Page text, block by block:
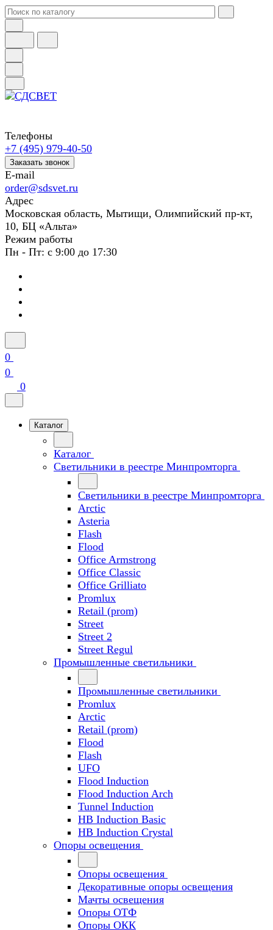
Телефоны
+7 (495) 979-40-50
Заказать звонок
E-mail
order@sdsvet.ru
Адрес
Московская область, Мытищи, Олимпийский пр-кт,
10, БЦ «Альта»
Режим работы
Пн - Пт: с 9:00 до 17:30
0
0
0
Каталог
Каталог
Светильники в реестре Минпромторга
Светильники в реестре Минпромторга
Arctic
Asteria
Flash
Flood
Office Armstrong
Office Classic
Office Grilliato
Promlux
Retail (prom)
Street
Street 2
Street Regul
Промышленные светильники
Промышленные светильники
Promlux
Arctic
Retail (prom)
Flood
Flash
UFO
Flood Induction
Flood Induction Arch
Tunnel Induction
HB Induction Basic
HB Induction Crystal
Опоры освещения
Опоры освещения
Декоративные опоры освещения
Мачты освещения
Опоры ОТФ
Опоры ОКК